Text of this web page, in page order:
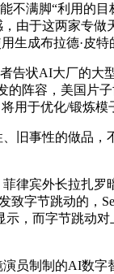
不满脚“利用的
由于这两家专
生成布拉德·皮
状AI大厂的大
的阵容，美国片
用于优化/锻炼模
事性的做品，
宾外长拉扎罗
致字节跳动的
示，而字节跳动
制制的AI数字